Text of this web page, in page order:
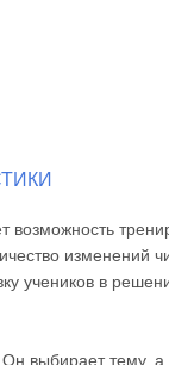
изменений
учеников в
выбирает